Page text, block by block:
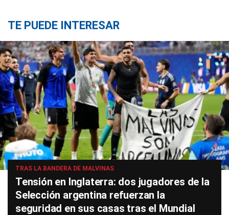
TE PUEDE INTERESAR
TRAS LA BANDERA DE MALVINAS
Tensión en Inglaterra: dos jugadores de la
Selección argentina refuerzan la
seguridad en sus casas tras el Mundial